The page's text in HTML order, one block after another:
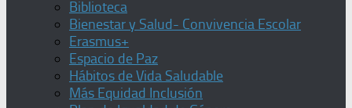
Biblioteca
Bienestar y Salud- Convivencia Escolar
Erasmus+
Espacio de Paz
Hábitos de Vida Saludable
Más Equidad Inclusión